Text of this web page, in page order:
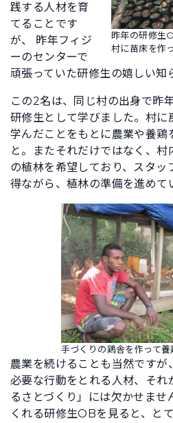
昨年の研修生
村に苗床を作
践する人材を育
てることです
が、 昨年フィジ
ーのセンターで
頑張っていた研修生の嬉しい知
この2名は、同じ村の出身で昨
研修生として学びました。村に
学んだことをもとに農業や養鶏
と。またそれだけではなく、
の植林を希望しており、スタッ
得ながら、植林の準備を進めて
手づくりの鶏舎を作って養
農業を続けることも当然ですが
必要な行動をとれる人材、それ
るさとづくり」には欠かせませ
くれる研修生OBを見ると、と